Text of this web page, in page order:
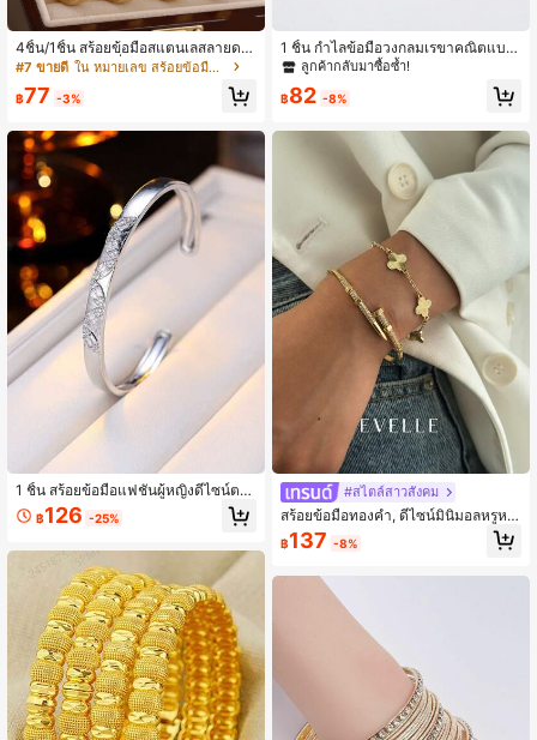
4.93 3.7K ผู้ติดตาม
4ชิ้น/1ชิ้น สร้อยข้อมือสแตนเลสลายดอ
กไม้คลาสสิกแฟชั่นมินิมอลสำหรับผู้หญิ
ซ้อนกัน, วันหยุด, ของขวัญวันครบรอบ,
#7 ขายดี ใน หมายเลข สร้อยข้อมือผู้หญิง
฿77 -3%
1 ชิ้น สร้อยข้อมือแฟชั่นผู้หญิงดีไซน์ตา
ของม้าหรูหรา, เหมาะสำหรับใส่ในชีวิต
ประจำวัน, ออกเดท, และให้เป็นของขวั
฿126 -25%
1 ชิ้น กำไลข้อมือวงกลมเรขาคณิตแบบ
ไม่สมมาตร ปรับได้ ชุบทอง 18K กำไลคู่
ลูกค้ากลับมาซื้อซ้ำ!
฿82 -8%
#สไตล์สาวสังคม
สร้อยข้อมือทองคำ, ดีไซน์มินิมอลหรูหร
า, เหมาะสำหรับออกเดท, งานสังสรรค์,
ของขวัญปาร์ตี้
฿137 -8%